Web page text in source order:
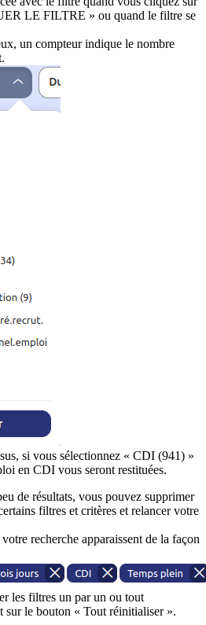
LE FILTRE » ou quand le filtre se
un compteur indique le nombre
si vous sélectionnez « CDI (941) »
en CDI vous seront restituées.
de résultats, vous pouvez supprimer
filtres et critères et relancer votre
recherche apparaissent de la façon
les filtres un par un ou tout
sur le bouton « Tout réinitialiser ».